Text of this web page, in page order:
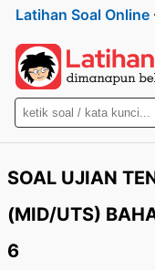
Latihan Soal Online
SOAL UJIAN
(MID/UTS)
6